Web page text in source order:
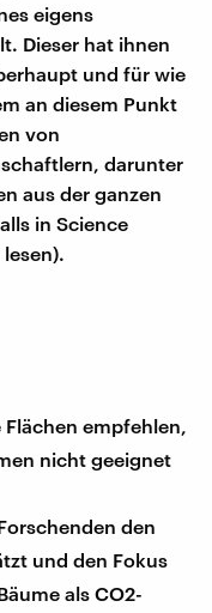
eigens
Dieser hat ihnen
und für wie
an diesem Punkt
von
darunter
aus der ganzen
in Science
lesen).
empfehlen,
nicht geeignet
den
und den Fokus
als CO2-